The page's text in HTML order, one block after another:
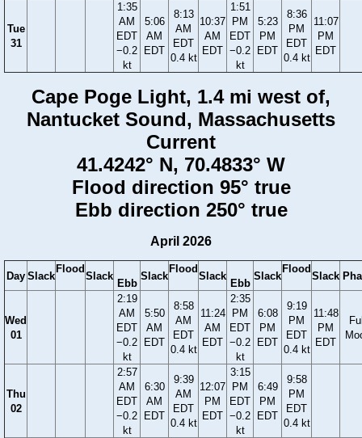
Tue
31
1:35
AM
EDT
−0.2
kt
5:06
AM
EDT
8:13
AM
EDT
0.4 kt
10:37
AM
EDT
1:51
PM
EDT
−0.2
kt
5:23
PM
EDT
8:36
PM
EDT
0.4 kt
11:07
PM
EDT
Cape Poge Light, 1.4 mi west of,
Nantucket Sound, Massachusetts
Current
41.4242° N, 70.4833° W
Flood direction 95° true
Ebb direction 250° true
April 2026
Day Slack
Flood
Slack
Ebb
Slack
Flood
Slack
Ebb
Slack
Flood
Slack
Wed
01
2:19
AM
EDT
−0.2
kt
5:50
AM
EDT
8:58
AM
EDT
0.4 kt
11:24
AM
EDT
2:35
PM
EDT
−0.2
kt
6:08
PM
EDT
9:19
PM
EDT
0.4 kt
11:48
PM
EDT
Thu
02
2:57
AM
EDT
−0.2
kt
6:30
AM
EDT
9:39
AM
EDT
0.4 kt
12:07
PM
EDT
3:15
PM
EDT
−0.2
kt
6:49
PM
EDT
9:58
PM
EDT
0.4 kt